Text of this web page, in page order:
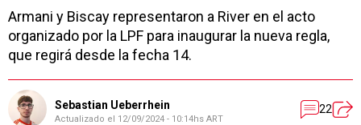
Armani y Biscay representaron a River en el acto
organizado por la LPF para inaugurar la nueva regla,
que regirá desde la fecha 14.
Sebastian Ueberrhein
Actualizado el 12/09/2024 - 10:14hs ART
22